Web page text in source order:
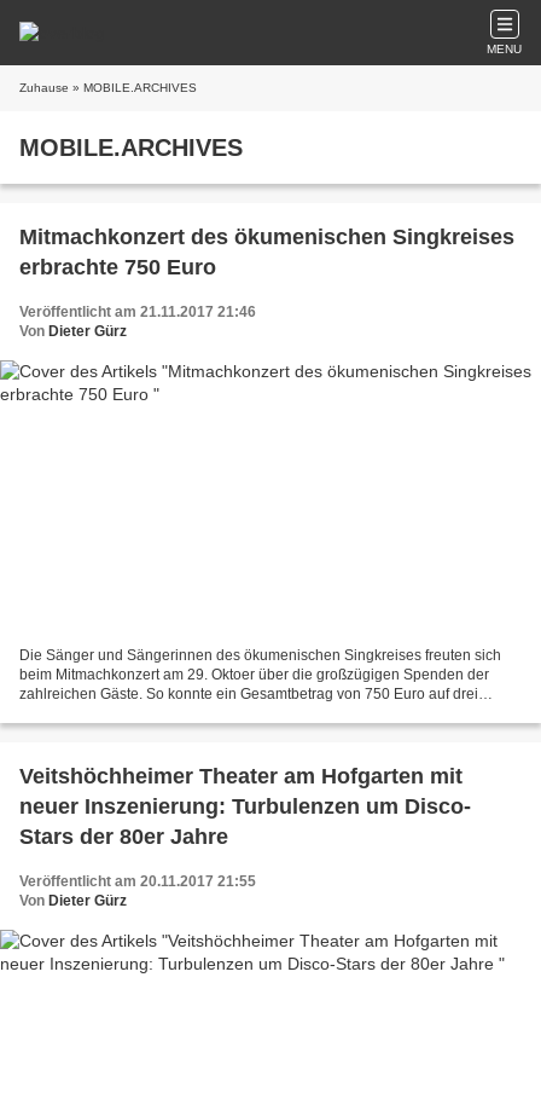
MENU
Zuhause » MOBILE.ARCHIVES
MOBILE.ARCHIVES
Mitmachkonzert des ökumenischen Singkreises
erbrachte 750 Euro
Veröffentlicht am 21.11.2017 21:46
Von Dieter Gürz
Die Sänger und Sängerinnen des ökumenischen Singkreises freuten sich
beim Mitmachkonzert am 29. Oktoer über die großzügigen Spenden der
zahlreichen Gäste. So konnte ein Gesamtbetrag von 750 Euro auf drei
Veitshöchheimer Theater am Hofgarten mit
neuer Inszenierung: Turbulenzen um Disco-
Stars der 80er Jahre
Veröffentlicht am 20.11.2017 21:55
Von Dieter Gürz